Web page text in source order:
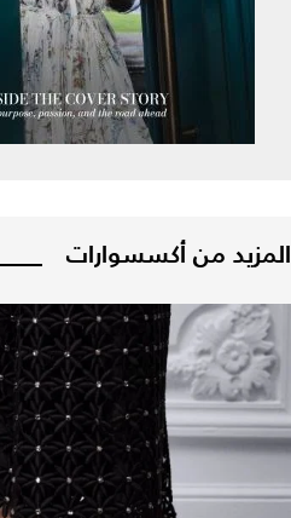
المزيد من أكسسوارات